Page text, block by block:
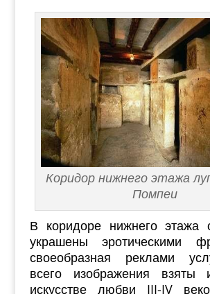
Коридор нижнего этажа
Помпеи
В коридоре нижнего этажа
украшены эротическими
своеобразная реклами
всего изображения взяты
искусстве любви III-IV